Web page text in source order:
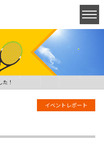
た！
イベントレポート